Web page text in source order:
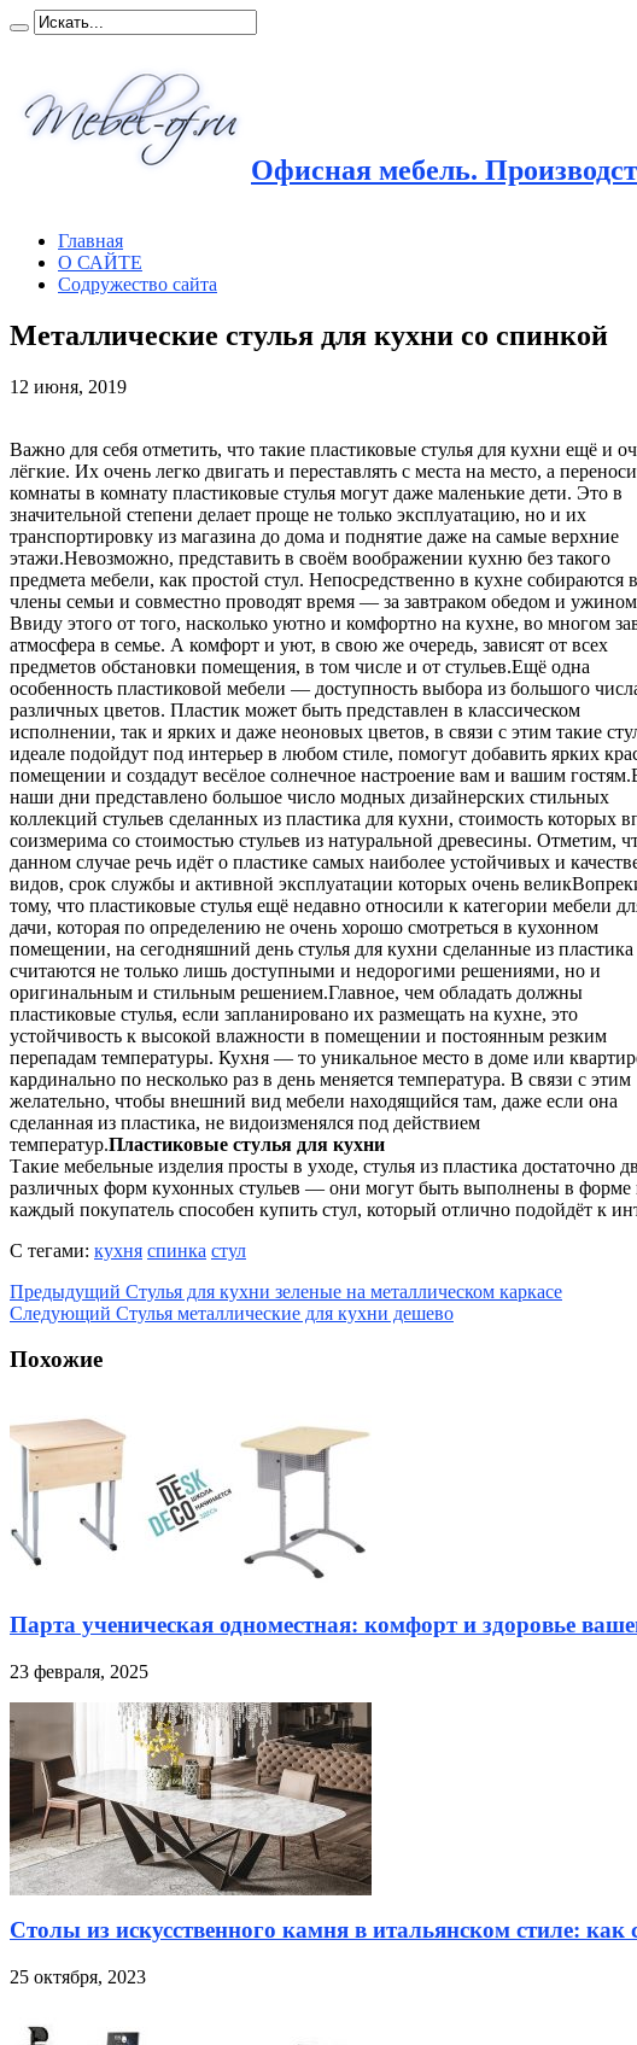
Офисная мебель.
Главная
О САЙТЕ
Содружество сайта
Металлические стулья для кухни со спинкой
12 июня, 2019
Важно для себя отметить, что такие пластиковые стулья для кухни ещё и
лёгкие. Их очень легко двигать и переставлять с места на место, а
комнаты в комнату пластиковые стулья могут даже маленькие дети. Это в
значительной степени делает проще не только эксплуатацию, но и их
транспортировку из магазина до дома и поднятие даже на самые верхние
этажи.Невозможно, представить в своём воображении кухню без такого
предмета мебели, как простой стул. Непосредственно в кухне собираются
члены семьи и совместно проводят время — за завтраком обедом и
Ввиду этого от того, насколько уютно и комфортно на кухне, во многом
атмосфера в семье. А комфорт и уют, в свою же очередь, зависят от всех
предметов обстановки помещения, в том числе и от стульев.Ещё одна
особенность пластиковой мебели — доступность выбора из большого
различных цветов. Пластик может быть представлен в классическом
исполнении, так и ярких и даже неоновых цветов, в связи с этим такие
идеале подойдут под интерьер в любом стиле, помогут добавить ярких
помещении и создадут весёлое солнечное настроение вам и вашим
наши дни представлено большое число модных дизайнерских стильных
коллекций стульев сделанных из пластика для кухни, стоимость которых
соизмерима со стоимостью стульев из натуральной древесины. Отметим,
данном случае речь идёт о пластике самых наиболее устойчивых и
видов, срок службы и активной эксплуатации которых очень
тому, что пластиковые стулья ещё недавно относили к категории мебели
дачи, которая по определению не очень хорошо смотреться в кухонном
помещении, на сегодняшний день стулья для кухни сделанные из пластика
считаются не только лишь доступными и недорогими решениями, но и
оригинальным и стильным решением.Главное, чем обладать должны
пластиковые стулья, если запланировано их размещать на кухне, это
устойчивость к высокой влажности в помещении и постоянным резким
перепадам температуры. Кухня — то уникальное место в доме или
кардинально по несколько раз в день меняется температура. В связи с этим
желательно, чтобы внешний вид мебели находящийся там, даже если она
сделанная из пластика, не видоизменялся под действием
температур.Пластиковые стулья для кухни
Такие мебельные изделия просты в уходе, стулья из пластика достаточно
различных форм кухонных стульев — они могут быть выполнены в форме
каждый покупатель способен купить стул, который отлично подойдёт к
С тегами: кухня спинка стул
Предыдущий Стулья для кухни зеленые на металлическом каркасе
Следующий Стулья металлические для кухни дешево
Похожие
Парта ученическая одноместная: комфорт и здоровье
23 февраля, 2025
Столы из искусственного камня в итальянском стиле:
25 октября, 2023